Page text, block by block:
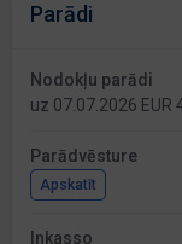
Parādi
Nodokļu parādi
uz 07.07.2026 EUR
Parādvēsture
Apskatīt
Inkasso